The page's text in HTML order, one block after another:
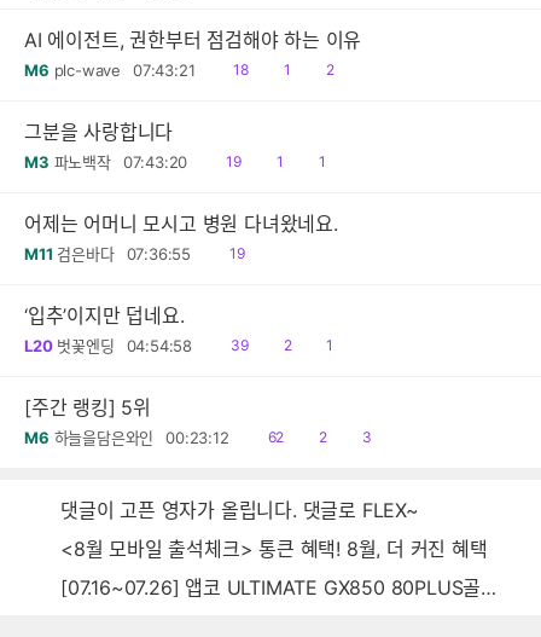
AI 에이전트, 권한부터 점검해야 하는 이유
M6 plc-wave 07:43:21
읽
18
공1
댓
2
그분을 사랑합니다
M3 파노백작 07:43:20
읽
19
공1
댓1
어제는 어머니 모시고 병원 다녀왔네요.
M11 검은바다 07:36:55
읽
19
‘입추’이지만 덥네요.
L20 벗꽃엔딩 04:54:58
읽
39
공
2
댓1
[주간 랭킹] 5위
M6 하늘을담은와인 00:23:12
읽
62
공
2
댓
3
댓글이 고픈 영자가 올립니다. 댓글로 FLEX~
<8월 모바일 출석체크> 통큰 혜택! 8월, 더 커진 혜택
[07.16~07.26] 앱코 ULTIMATE GX850 80PLUS골드 풀모듈러 ATX3.0 블랙